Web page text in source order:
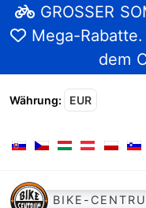
GROSSER
Mega-Rabatte
dem
Währung: EUR
Sprache auswählen
BIKE-